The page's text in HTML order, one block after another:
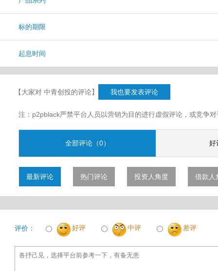
标的期限
起息时间
【大家对 中青创投的评论】 我也要发表评论
注：p2pblack严禁平台人员以营销为目的进行虚假评论，或竞争
全部评论（0） 好
最新评论 热门评论 投资人角度 借款人
评价： 好评 中评 差评